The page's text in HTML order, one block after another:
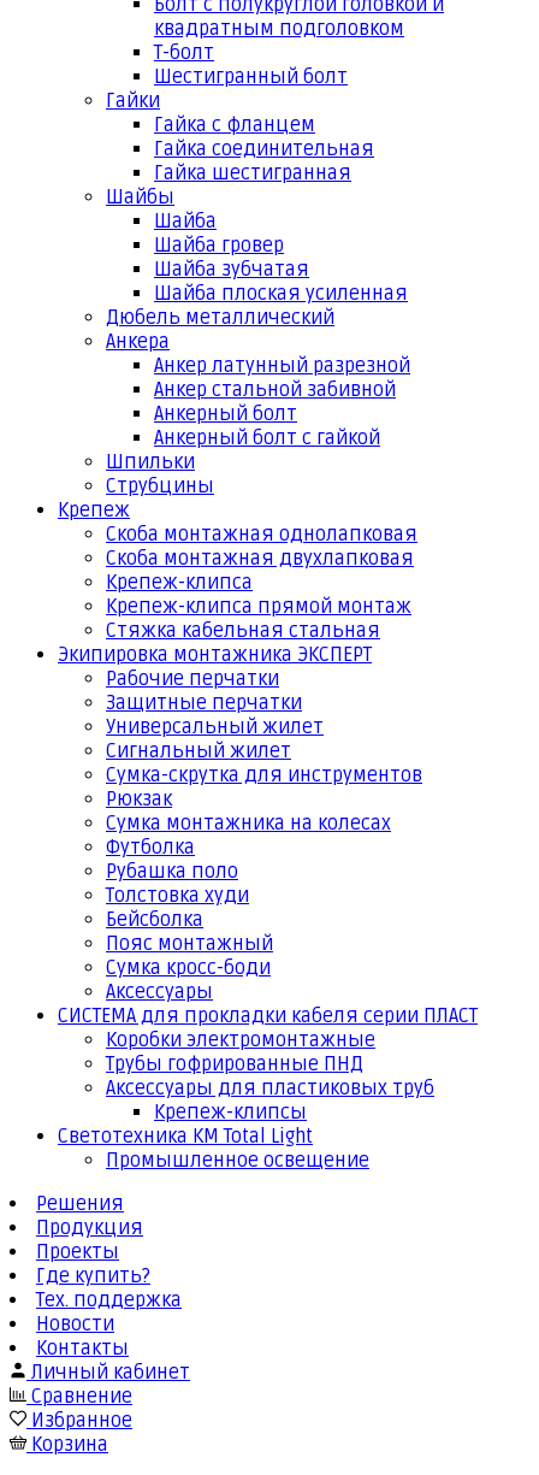
Болт с полукруглой головкой и
квадратным подголовком
Т-болт
Шестигранный болт
Гайки
Гайка с фланцем
Гайка соединительная
Гайка шестигранная
Шайбы
Шайба
Шайба гровер
Шайба зубчатая
Шайба плоская усиленная
Дюбель металлический
Анкера
Анкер латунный разрезной
Анкер стальной забивной
Анкерный болт
Анкерный болт с гайкой
Шпильки
Струбцины
Крепеж
Скоба монтажная однолапковая
Скоба монтажная двухлапковая
Крепеж-клипса
Крепеж-клипса прямой монтаж
Стяжка кабельная стальная
Экипировка монтажника ЭКСПЕРТ
Рабочие перчатки
Защитные перчатки
Универсальный жилет
Сигнальный жилет
Сумка-скрутка для инструментов
Рюкзак
Сумка монтажника на колесах
Футболка
Рубашка поло
Толстовка худи
Бейсболка
Пояс монтажный
Сумка кросс-боди
Аксессуары
СИСТЕМА для прокладки кабеля серии ПЛАСТ
Коробки электромонтажные
Трубы гофрированные ПНД
Аксессуары для пластиковых труб
Крепеж-клипсы
Светотехника КМ Total Light
Промышленное освещение
Решения
Продукция
Проекты
Где купить?
Тех. поддержка
Новости
Контакты
Личный кабинет
Сравнение
Избранное
Корзина